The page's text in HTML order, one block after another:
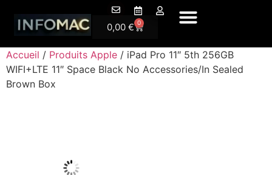
0,00 € 0
Accueil / Produits Apple / iPad Pro 11″ 5th 256GB
WIFI+LTE 11″ Space Black No Accessories/In Sealed
Brown Box